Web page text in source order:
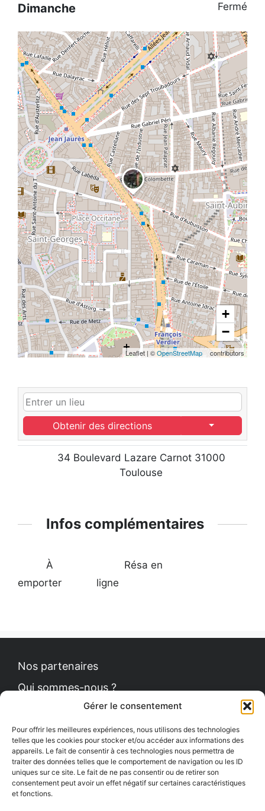
Gérer le consentement
Pour offrir les meilleures expériences, nous utilisons des technologies
telles que les cookies pour stocker et/ou accéder aux informations des
appareils. Le fait de consentir à ces technologies nous permettra de
traiter des données telles que le comportement de navigation ou les ID
uniques sur ce site. Le fait de ne pas consentir ou de retirer son
consentement peut avoir un effet négatif sur certaines caractéristiques
et fonctions.
Dimanche Fermé
+
−
Leaflet | ©OpenStreetMap contributors
Obtenir des directions
34 Boulevard Lazare Carnot 31000
Toulouse
Infos complémentaires
À
emporter
Résa en
ligne
Nos partenaires
Qui sommes-nous ?
Politique de cookies
Le Petit News